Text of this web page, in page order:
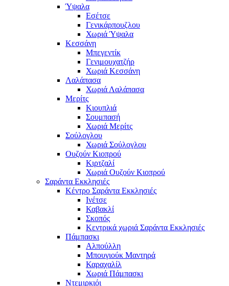
Ύψαλα
Εσέτσε
Γενικάρπουζλου
Χωριά Ύψαλα
Κεσσάνη
Μπεγεντίκ
Γενιμουχατζήρ
Χωριά Κεσσάνη
Λαλάπασα
Χωριά Λαλάπασα
Μερίτς
Κιουπλιά
Σουμπασή
Χωριά Μερίτς
Σούλογλου
Χωριά Σούλογλου
Ουζούν Κιοπρού
Κιρτζαλί
Χωριά Ουζούν Κιοπρού
Σαράντα Εκκλησιές
Κέντρο Σαράντα Εκκλησιές
Ινέτσε
Καβακλί
Σκοπός
Κεντρικά χωριά Σαράντα Εκκλησιές
Πάμπασκι
Αλπούλλη
Μπουγιούκ Μαντηρά
Καραχαλίλ
Χωριά Πάμπασκι
Ντεμιρκιόι